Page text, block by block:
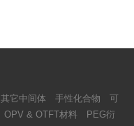
其它中间体 手性化合物
可
OPV & OTFT材料
PEG衍